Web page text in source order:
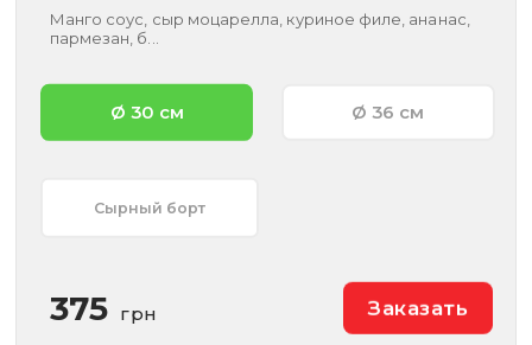
Манго соус, сыр моцарелла, куриное филе, ананас,
пармезан, б...
Ø 30 см Ø 36 см
Сырный борт
375 грн Заказать